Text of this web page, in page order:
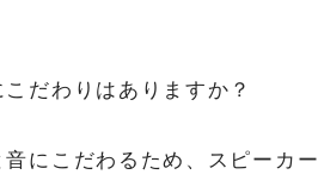
だわりはありますか？
にこだわるため、スピーカー